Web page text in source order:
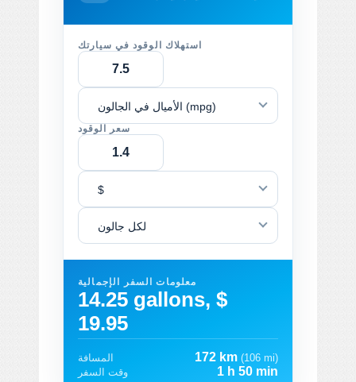
استهلاك الوقود في سيارتك
الأميال في الجالون (mpg)
سعر الوقود
$
لكل جالون
معلومات السفر الإجمالية
14.25 gallons, $
19.95
المسافة 172 km (106 mi)
وقت السفر
1 h 50 min